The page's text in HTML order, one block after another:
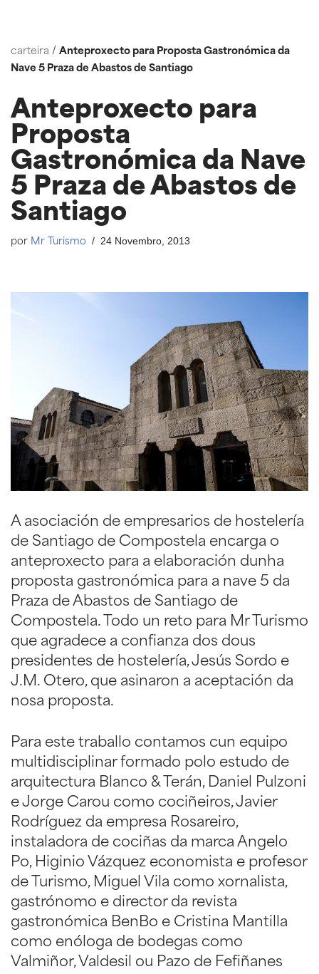
ao
contido
carteira / Anteproxecto para Proposta Gastronómica da
Nave 5 Praza de Abastos de Santiago
Anteproxecto para
Proposta
Gastronómica da Nave
5 Praza de Abastos de
Santiago
por Mr Turismo 24 Novembro, 2013
A asociación de empresarios de hostelería
de Santiago de Compostela encarga o
anteproxecto para a elaboración dunha
proposta gastronómica para a nave 5 da
Praza de Abastos de Santiago de
Compostela. Todo un reto para Mr Turismo
que agradece a confianza dos dous
presidentes de hostelería, Jesús Sordo e
J.M. Otero, que asinaron a aceptación da
nosa proposta.
Para este traballo contamos cun equipo
multidisciplinar formado polo estudo de
arquitectura Blanco & Terán, Daniel Pulzoni
e Jorge Carou como cociñeiros, Javier
Rodríguez da empresa Rosareiro,
instaladora de cociñas da marca Angelo
Po, Higinio Vázquez economista e profesor
de Turismo, Miguel Vila como xornalista,
gastrónomo e director da revista
gastronómica BenBo e Cristina Mantilla
como enóloga de bodegas como
Valmiñor, Valdesil ou Pazo de Fefiñanes